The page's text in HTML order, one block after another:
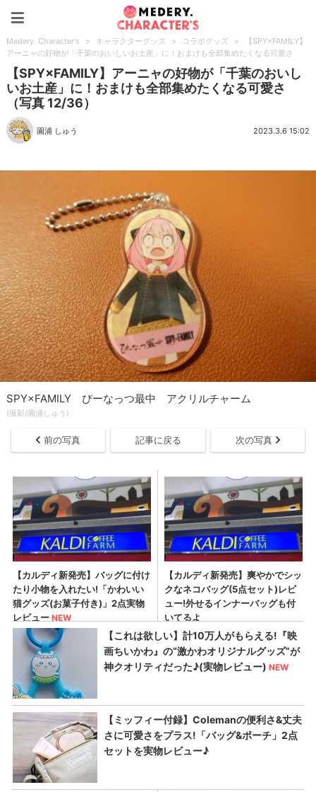
Medery. Character's > キャラクターグッズ > コラボグッズ >
【SPY×FAMILY】
アーニャの好物が「千葉のおいしいお土産」に！おまけも全部集めたくなる可愛さ
【SPY×FAMILY】アーニャの好物が「千葉のおいし
いお土産」に！おまけも全部集めたくなる可愛さ
（写真 12/36）
園浦 しゅう 2023.3.6 15:02
SPY×FAMILY ぴーなっつ最中 アクリルチャーム
(撮影/園浦しゅう)
前の写真 記事に戻る 次の写真